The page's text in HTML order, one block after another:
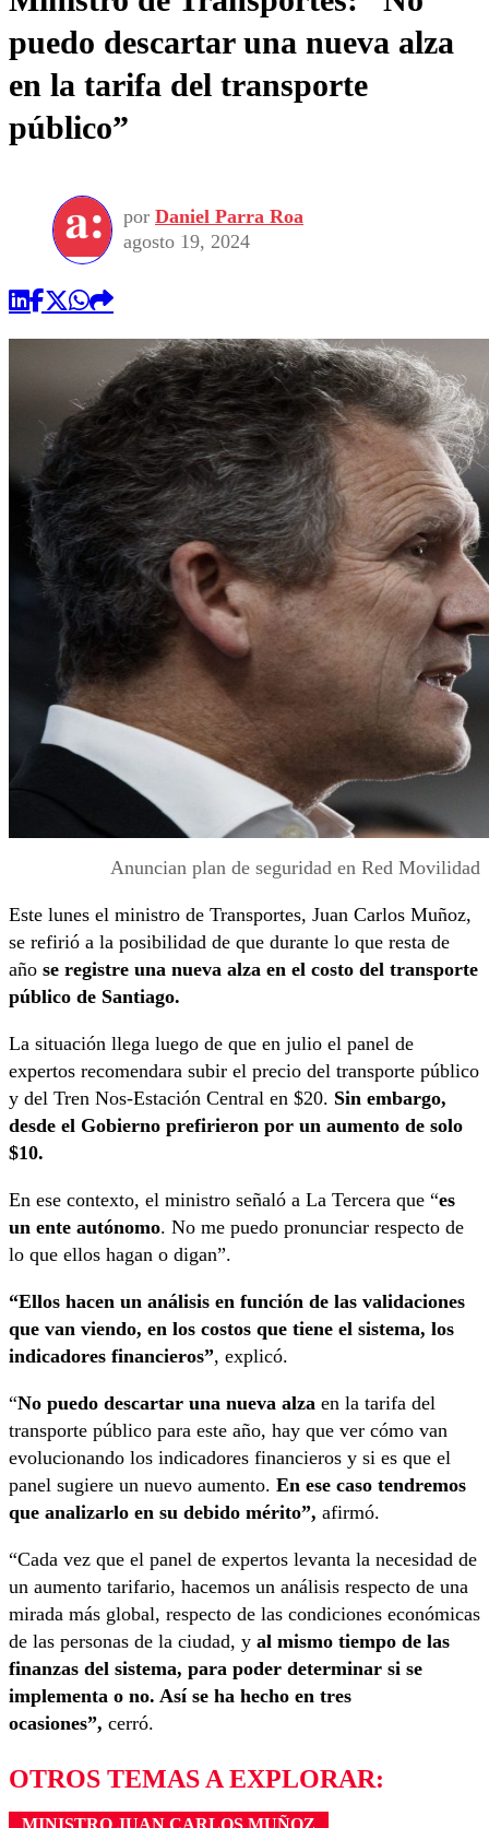
puedo descartar una nueva alza
en la tarifa del transporte
público”
por Daniel Parra Roa
agosto 19, 2024
Anuncian plan de seguridad en Red Movilidad
Este lunes el ministro de Transportes, Juan Carlos Muñoz,
se refirió a la posibilidad de que durante lo que resta de
año se registre una nueva alza en el costo del transporte
público de Santiago.
La situación llega luego de que en julio el panel de
expertos recomendara subir el precio del transporte público
y del Tren Nos-Estación Central en $20. Sin embargo,
desde el Gobierno prefirieron por un aumento de solo
$10.
En ese contexto, el ministro señaló a La Tercera que “es
un ente autónomo. No me puedo pronunciar respecto de
lo que ellos hagan o digan”.
“Ellos hacen un análisis en función de las validaciones
que van viendo, en los costos que tiene el sistema, los
indicadores financieros”, explicó.
“No puedo descartar una nueva alza en la tarifa del
transporte público para este año, hay que ver cómo van
evolucionando los indicadores financieros y si es que el
panel sugiere un nuevo aumento. En ese caso tendremos
que analizarlo en su debido mérito”, afirmó.
“Cada vez que el panel de expertos levanta la necesidad de
un aumento tarifario, hacemos un análisis respecto de una
mirada más global, respecto de las condiciones económicas
de las personas de la ciudad, y al mismo tiempo de las
finanzas del sistema, para poder determinar si se
implementa o no. Así se ha hecho en tres
ocasiones”, cerró.
OTROS TEMAS A EXPLORAR:
MINISTRO JUAN CARLOS MUÑOZ